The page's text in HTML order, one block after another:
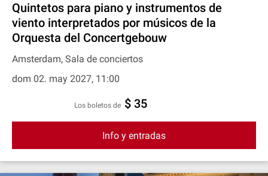
Quintetos para piano y instrumentos de
viento interpretados por músicos de la
Orquesta del Concertgebouw
Amsterdam, Sala de conciertos
dom 02. may 2027, 11:00
Los boletos de $ 35
Info y entradas